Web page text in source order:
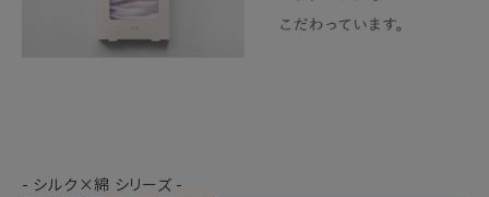
- シルク×綿 シリーズ -